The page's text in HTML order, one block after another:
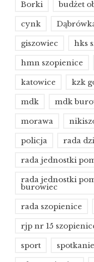
Borki budżet
cynk
giszowiec hks
hmn szopienice
katowice kzk
mdk mdk
morawa
policja rada
rada jednostki
rada jednostki
burowiec
rada szopienice
rjp nr 15
sport spotkanie